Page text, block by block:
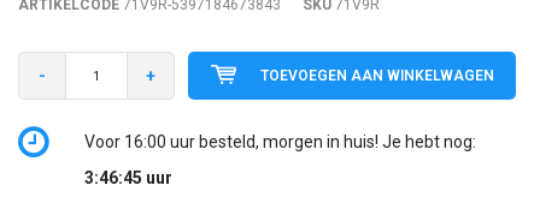
ARTIKELCODE 71V9R-5397184673843 SKU 71V9R
- + TOEVOEGEN AAN WINKELWAGEN
Voor 16:00 uur besteld, morgen in huis! Je hebt nog:
3:46:44 uur